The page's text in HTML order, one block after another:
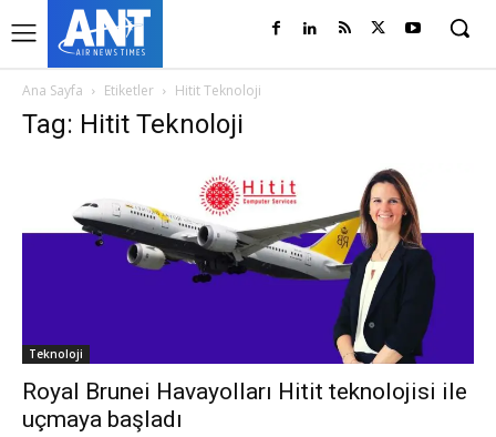
Ana Sayfa Etiketler Hitit Teknoloji
Tag: Hitit Teknoloji
Teknoloji
Royal Brunei Havayolları Hitit teknolojisi ile
uçmaya başladı